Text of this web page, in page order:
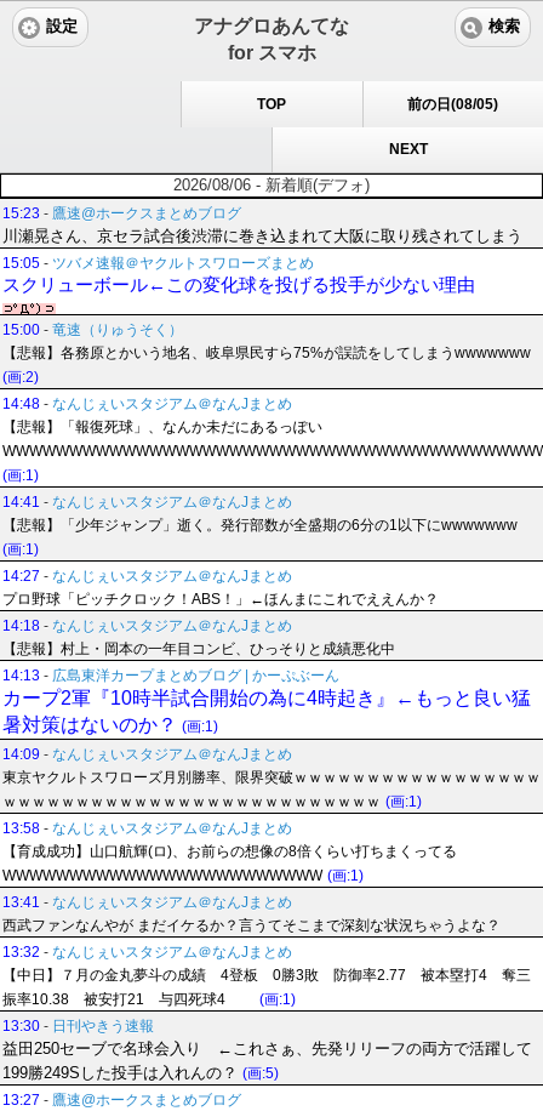
アナグロあんてな
for スマホ
設定 検索
TOP 前の日(08/05)
NEXT
2026/08/06 - 新着順(デフォ)
15:23 - 鷹速@ホークスまとめブログ
川瀬晃さん、京セラ試合後渋滞に巻き込まれて大阪に取り残されてしまう
15:05 - ツバメ速報＠ヤクルトスワローズまとめ
スクリューボール←この変化球を投げる投手が少ない理由
15:00 - 竜速（りゅうそく）
【悲報】各務原とかいう地名、岐阜県民すら75%が誤読をしてしまうwwwwwww
(画:2)
14:48 - なんじぇいスタジアム＠なんJまとめ
【悲報】「報復死球」、なんか未だにあるっぽい
(画:1)
14:41 - なんじぇいスタジアム＠なんJまとめ
【悲報】「少年ジャンプ」逝く。発行部数が全盛期の6分の1以下にwwwwwww
(画:1)
14:27 - なんじぇいスタジアム＠なんJまとめ
プロ野球「ピッチクロック！ABS！」←ほんまにこれでええんか？
14:18 - なんじぇいスタジアム＠なんJまとめ
【悲報】村上・岡本の一年目コンビ、ひっそりと成績悪化中
14:13 - 広島東洋カープまとめブログ | かーぷぶーん
カープ2軍『10時半試合開始の為に4時起き』←もっと良い猛
暑対策はないのか？ (画:1)
14:09 - なんじぇいスタジアム＠なんJまとめ
東京ヤクルトスワローズ月別勝率、限界突破ｗｗｗｗｗｗｗｗｗｗｗｗｗｗｗｗｗ
ｗｗｗｗｗｗｗｗｗｗｗｗｗｗｗｗｗｗｗｗｗｗｗｗｗｗ (画:1)
13:58 - なんじぇいスタジアム＠なんJまとめ
【育成成功】山口航輝(ロ)、お前らの想像の8倍くらい打ちまくってる
WWWWWWWWWWWWWWWWWWWWWWWW (画:1)
13:41 - なんじぇいスタジアム＠なんJまとめ
西武ファンなんやが まだイケるか？言うてそこまで深刻な状況ちゃうよな？
13:32 - なんじぇいスタジアム＠なんJまとめ
【中日】７月の金丸夢斗の成績 4登板 0勝3敗 防御率2.77 被本塁打4 奪三
振率10.38 被安打21 与四死球4
(画:1)
13:30 - 日刊やきう速報
益田250セーブで名球会入り ←これさぁ、先発リリーフの両方で活躍して
199勝249Sした投手は入れんの？ (画:5)
13:27 - 鷹速@ホークスまとめブログ